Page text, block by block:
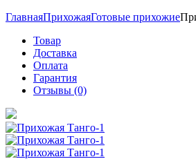
ГлавнаяПрихожаяГотовые прихожие
Товар
Доставка
Оплата
Гарантия
Отзывы (0)